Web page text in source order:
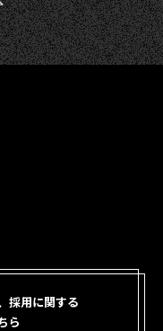
採用に関する
ら